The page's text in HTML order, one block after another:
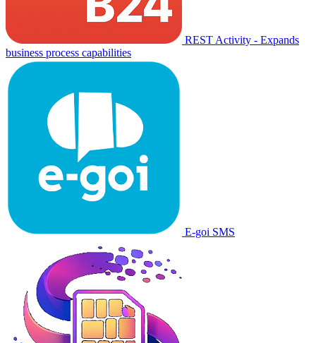
REST Activity - Expands
business process capabilities
E-goi SMS